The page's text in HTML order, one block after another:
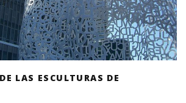
LAS ESCULTURAS DE